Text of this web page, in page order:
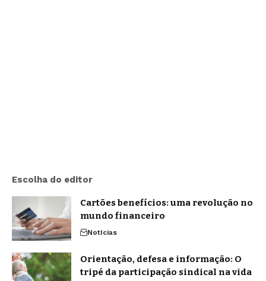
Escolha do editor
Cartões benefícios: uma revolução no
mundo financeiro
Notícias
Orientação, defesa e informação: O
tripé da participação sindical na vida